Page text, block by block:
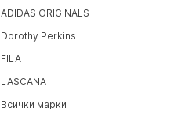
ADIDAS ORIGINALS
Dorothy Perkins
FILA
LASCANA
Всички марки